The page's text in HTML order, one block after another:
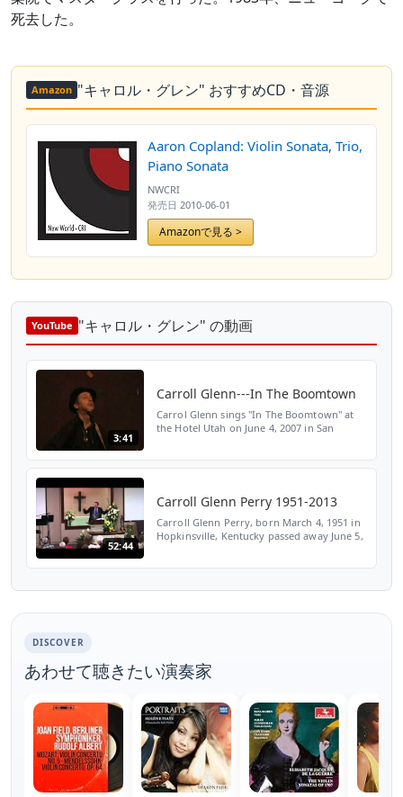
死去した。
Amazon "キャロル・グレン" おすすめCD・音源
Aaron Copland: Violin Sonata, Trio,
Piano Sonata
NWCRI
発売日 2010-06-01
Amazonで見る >
YouTube "キャロル・グレン" の動画
3:41
Carroll Glenn---In The Boomtown
Carrol Glenn sings "In The Boomtown" at
the Hotel Utah on June 4, 2007 in San
52:44
Carroll Glenn Perry 1951-2013
Carroll Glenn Perry, born March 4, 1951 in
Hopkinsville, Kentucky passed away June 5,
DISCOVER
あわせて聴きたい演奏家